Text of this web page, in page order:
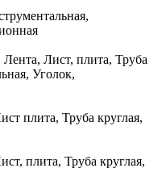
Лист, плита, Труба
Уголок,
плита, Труба круглая,
плита, Труба круглая,